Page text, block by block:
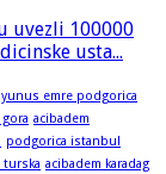
uvezli 100000
usta...
yunus emre podgorica
acibadem
podgorica istanbul
acibadem karadag